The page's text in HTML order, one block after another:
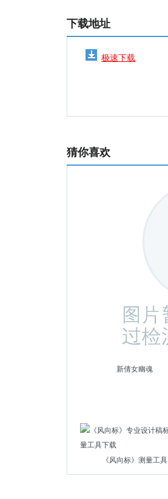
下载地址
极速下载
猜你喜欢
新倩女幽魂
《风向标》测量工具